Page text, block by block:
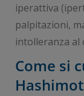
iperattiva
palpitazioni,
intolleranza al
Come si